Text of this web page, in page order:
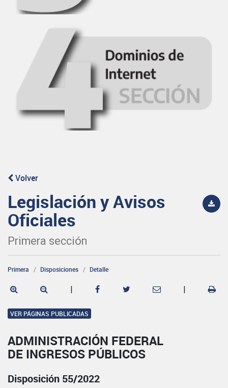
Volver
Legislación y Avisos
Oficiales
Primera sección
Primera Disposiciones Detalle
| |
VER PÁGINAS PUBLICADAS
ADMINISTRACIÓN FEDERAL
DE INGRESOS PÚBLICOS
Disposición 55/2022